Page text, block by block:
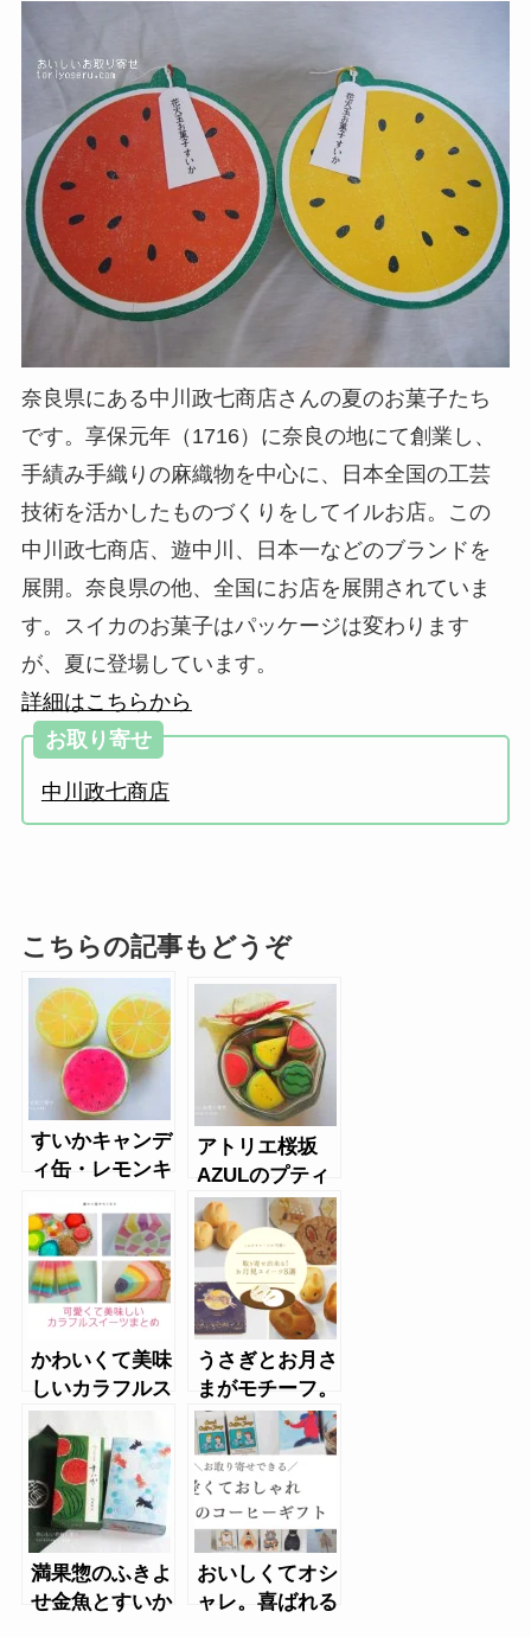
奈良県にある中川政七商店さんの夏のお菓子たち
です。享保元年（ 1716）に奈良の地にて創業し、
手績み手織りの麻織物を中心に、日本全国の工芸
技術を活かしたものづくりをしてイルお店。この
中川政七商店、遊中川、日本一などのブランドを
展開。奈良県の他、全国にお店を展開されていま
す。スイカのお菓子はパッケージは変わります
が、夏に登場しています。
詳細はこちらから
お取り寄せ
中川政七商店
こちらの記事もどうぞ
すいかキャンデ
ィ缶・レモンキ
ャンディ缶
アトリエ桜坂
AZULのプティ
ジョリー（盛
夏）
かわいくて美味
しいカラフルス
イーツまとめ
うさぎとお月さ
まがモチーフ。
お月見スイーツ
まとめ
満果惣のふきよ
せ金魚とすいか
おいしくてオシ
ャレ。喜ばれる